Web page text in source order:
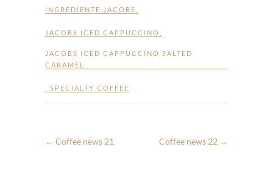
INGREDIENTE JACOBS
JACOBS ICED CAPPUCCINO
JACOBS ICED CAPPUCCINO SALTED
CARAMEL
SPECIALTY COFFEE
← Coffee news 21 Coffee news 22 →